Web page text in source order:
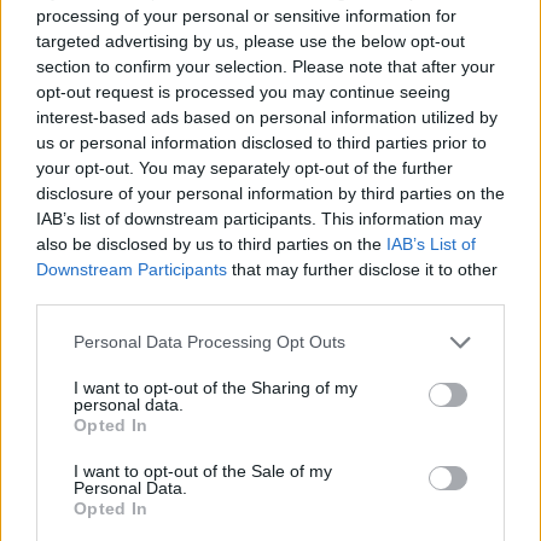
processing of your personal or sensitive information for
targeted advertising by us, please use the below opt-out
section to confirm your selection. Please note that after your
opt-out request is processed you may continue seeing
interest-based ads based on personal information utilized by
us or personal information disclosed to third parties prior to
your opt-out. You may separately opt-out of the further
disclosure of your personal information by third parties on the
IAB’s list of downstream participants. This information may
also be disclosed by us to third parties on the IAB’s List of
Downstream Participants that may further disclose it to other
Personal Data Processing Opt Outs
I want to opt-out of the Sharing of my
personal data.
Opted In
I want to opt-out of the Sale of my
Personal Data.
Opted In
Ekoauditpana Sommera své vlastní dokumentace EIA na Velkolom
Čertovy schody. Tento pán zde zuřivě hájil záměr těžaře navýšit
těžbu v CHKO Český kras. V té době ještě nevěděl, že Agentura
ochrany přírody a krajiny navrhne dokumentaci Ekoauditu
přepracovat jako nedostatečnou a vyjádří nesouhlas s navýšením
těžby.
Ing. Ivan Sommer: Reakce na článek "Zvýší se těžba v
Českém krasu?" v EkoListu 5/2000
17.6.2000
V EkoListu 5/2000 byl zveřejněn článek "Zvýší se těžba v Českém
krasu?", který se z velké části zabývá těžbou ve Velkolomu Čertovy
schody - západ. Firma prý zažádala rozšíření dobývacího prostoru
vlivu na životní prostředí M. Štingl z Dětí Země říká: "Ta
biologický průzkum".
Šárka Kokošková: Kůrovec není jediným problémem
Šumavy
1.6.2000